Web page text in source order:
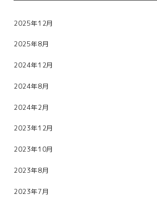
2025年12月
2025年8月
2024年12月
2024年8月
2024年2月
2023年12月
2023年10月
2023年8月
2023年7月